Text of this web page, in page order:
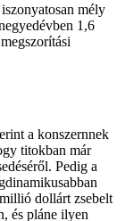
mély
1,6
a konszernnek
titokban már
Pedig a
dollárt zsebelt
és pláne ilyen